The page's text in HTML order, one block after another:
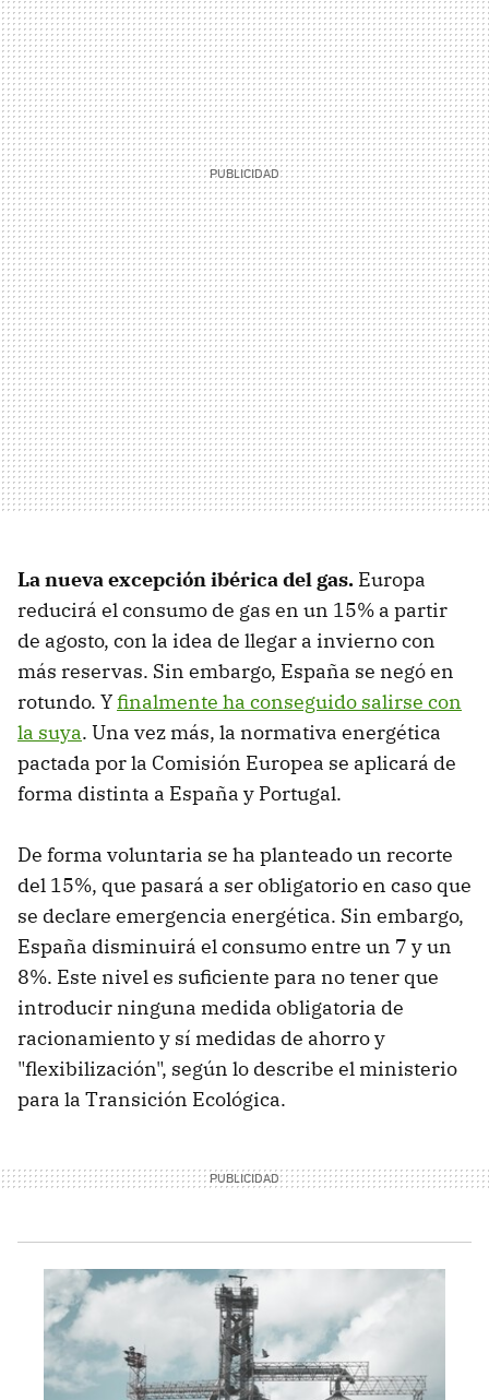
La nueva excepción ibérica del gas. Europa
reducirá el consumo de gas en un 15% a partir
de agosto, con la idea de llegar a invierno con
más reservas. Sin embargo, España se negó en
rotundo. Yfinalmente ha conseguido salirse con
la suya. Una vez más, la normativa energética
pactada por la Comisión Europea se aplicará de
forma distinta a España y Portugal.
De forma voluntaria se ha planteado un recorte
del 15%, que pasará a ser obligatorio en caso que
se declare emergencia energética. Sin embargo,
España disminuirá el consumo entre un 7 y un
8%. Este nivel es suficiente para no tener que
introducir ninguna medida obligatoria de
racionamiento y sí medidas de ahorro y
"flexibilización", según lo describe el ministerio
para la Transición Ecológica.